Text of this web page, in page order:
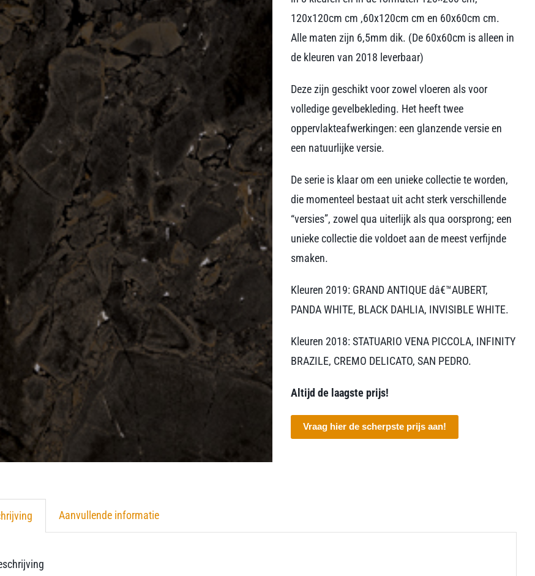
120x120cm cm ,60x120cm cm en 60x60cm cm.
Alle maten zijn 6,5mm dik. (De 60x60cm is alleen in
de kleuren van 2018 leverbaar)
Deze zijn geschikt voor zowel vloeren als voor
volledige gevelbekleding. Het heeft twee
oppervlakteafwerkingen: een glanzende versie en
een natuurlijke versie.
De serie is klaar om een unieke collectie te worden,
die momenteel bestaat uit acht sterk verschillende
“versies”, zowel qua uiterlijk als qua oorsprong; een
unieke collectie die voldoet aan de meest verfijnde
smaken.
Kleuren 2019: GRAND ANTIQUE dâ€™AUBERT,
PANDA WHITE, BLACK DAHLIA, INVISIBLE WHITE.
Kleuren 2018: STATUARIO VENA PICCOLA, INFINITY
BRAZILE, CREMO DELICATO, SAN PEDRO.
Altijd de laagste prijs!
Vraag hier de scherpste prijs aan!
Aanvullende informatie